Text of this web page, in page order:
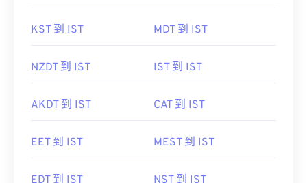
KST 到 IST MDT 到 IST
NZDT 到 IST IST 到 IST
AKDT 到 IST CAT 到 IST
EET 到 IST MEST 到 IST
EDT 到 IST NST 到 IST